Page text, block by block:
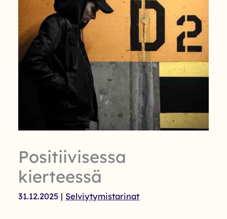
Positiivisessa
kierteessä
31.12.2025 | Selviytymistarinat